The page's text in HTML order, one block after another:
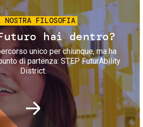
NOSTRA FILOSOFIA
hai dentro?
unico per chiunque, ma ha
di partenza: STEP FuturAbility
District.